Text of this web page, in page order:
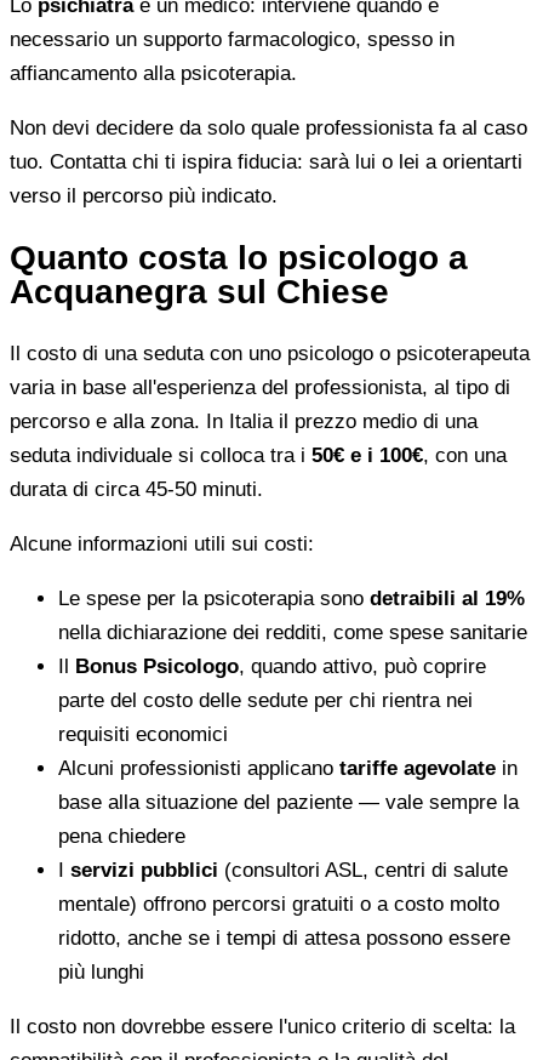
Lo psichiatraè un medico: interviene quando è
necessario un supporto farmacologico, spesso in
affiancamento alla psicoterapia.
Non devi decidere da solo quale professionista fa al caso
tuo. Contatta chi ti ispira fiducia: sarà lui o lei a orientarti
verso il percorso più indicato.
Quanto costa lo psicologo a
Acquanegra sul Chiese
Il costo di una seduta con uno psicologo o psicoterapeuta
varia in base all'esperienza del professionista, al tipo di
percorso e alla zona. In Italia il prezzo medio di una
seduta individuale si colloca tra i 50€ e i 100€, con una
durata di circa 45-50 minuti.
Alcune informazioni utili sui costi:
Le spese per la psicoterapia sono detraibili al 19%
nella dichiarazione dei redditi, come spese sanitarie
Il Bonus Psicologo, quando attivo, può coprire
parte del costo delle sedute per chi rientra nei
requisiti economici
Alcuni professionisti applicano tariffe agevolate in
base alla situazione del paziente — vale sempre la
pena chiedere
I servizi pubblici (consultori ASL, centri di salute
mentale) offrono percorsi gratuiti o a costo molto
ridotto, anche se i tempi di attesa possono essere
più lunghi
Il costo non dovrebbe essere l'unico criterio di scelta: la